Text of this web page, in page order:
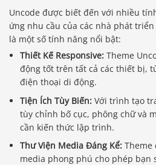
Uncode được biết đến với nhiều
ứng nhu cầu của các nhà phát
là một số tính năng nổi bật:
Thiết Kế Responsive: Theme
động tốt trên tất cả các thiết bị,
điện thoại di động.
Tiện Ích Tùy Biến: Với trình tạo
tùy chỉnh bố cục, phông chữ và
cần kiến thức lập trình.
Thư Viện Media Đáng Kể: Theme
media phong phú cho phép bạn